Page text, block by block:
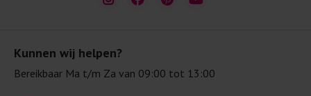
Kunnen wij helpen?
Bereikbaar Ma t/m Za van 09:00 tot 13:00